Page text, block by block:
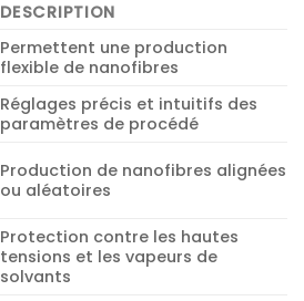
DESCRIPTION
Permettent une production
flexible de nanofibres
Réglages précis et intuitifs des
paramètres de procédé
Production de nanofibres alignées
ou aléatoires
Protection contre les hautes
tensions et les vapeurs de
solvants